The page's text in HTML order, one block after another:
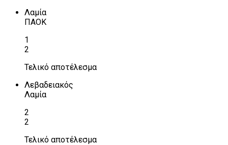
Λαμία
ΠΑΟΚ
1
2
Τελικό αποτέλεσμα
Λεβαδειακός
Λαμία
2
2
Τελικό αποτέλεσμα